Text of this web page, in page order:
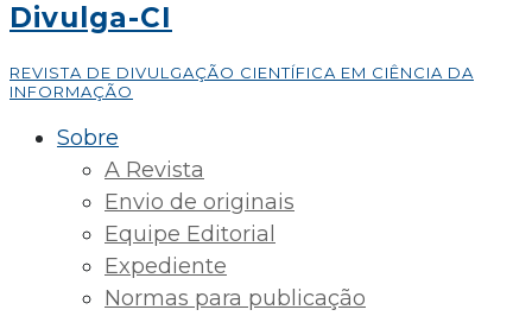
Divulga-CI
REVISTA DE DIVULGAÇÃO CIENTÍFICA EM CIÊNCIA DA
INFORMAÇÃO
Sobre
A Revista
Envio de originais
Equipe Editorial
Expediente
Normas para publicação